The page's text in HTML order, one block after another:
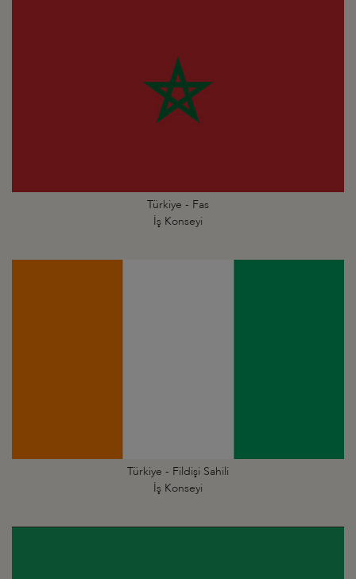
Türkiye - Fas
İş Konseyi
Türkiye - Fildişi Sahili
İş Konseyi